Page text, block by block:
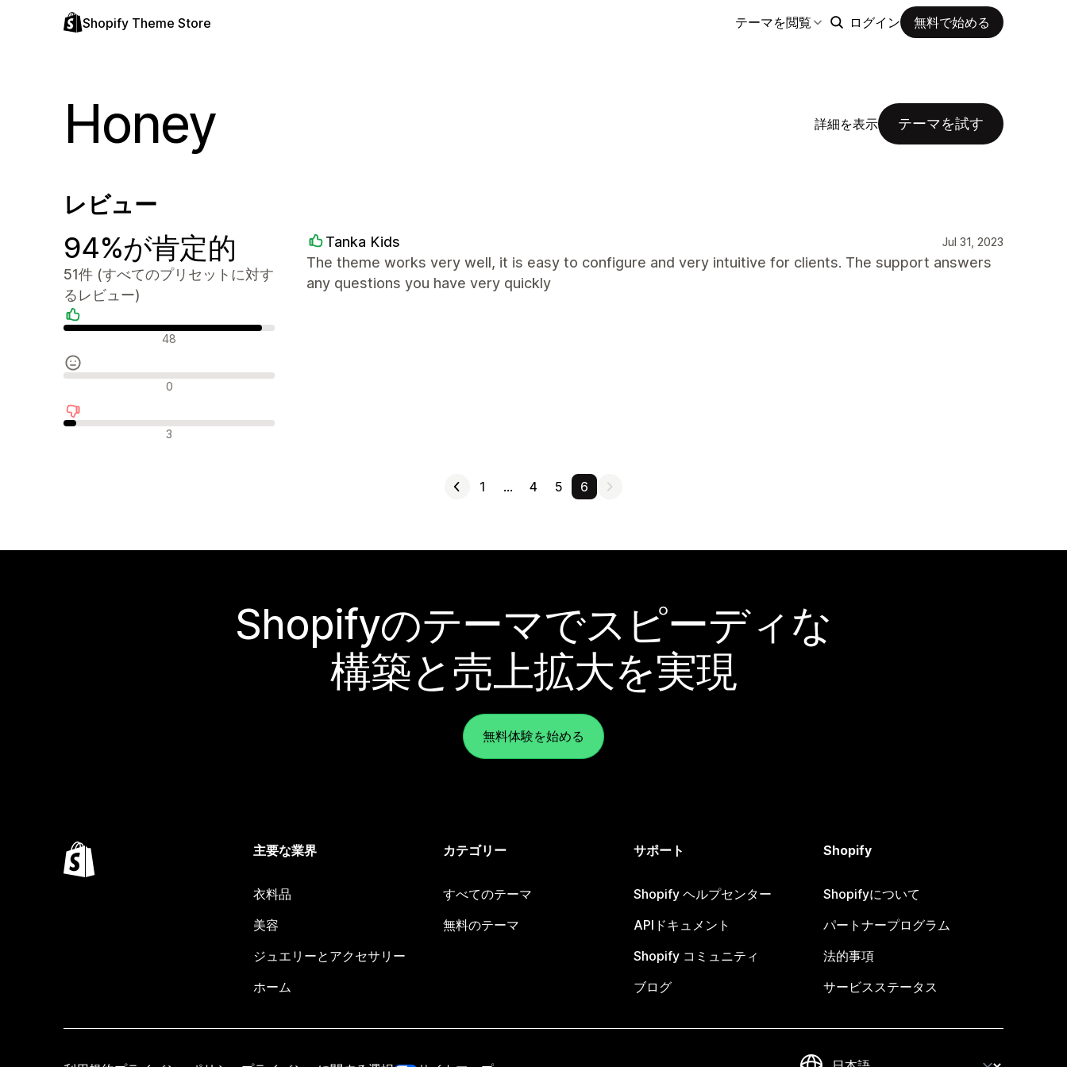
Shopify Theme Store テーマを閲覧 ログイン 無料で始める
Honey 詳細を表示 テーマを試す
レビュー
94%が肯定的
51件 (すべてのプリセットに対す
るレビュー)
肯定的なレビュー48
中間的なレビュー0
否定的なレビュー3
Tanka Kids Jul 31, 2023
The theme works very well, it is easy to configure and very intuitive for clients. The support answers
any questions you have very quickly
1 … 4 5 6
Shopifyのテーマでスピーディな
構築と売上拡大を実現
無料体験を始める
主要な業界
衣料品
美容
ジュエリーとアクセサリー
ホーム
カテゴリー
すべてのテーマ
無料のテーマ
サポート
Shopify ヘルプセンター
APIドキュメント
Shopify コミュニティ
ブログ
Shopify
Shopifyについて
パートナープログラム
法的事項
サービスステータス